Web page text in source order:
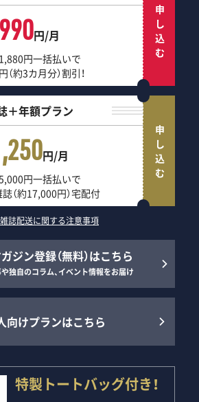
990円/月
円一括払いで
（約3カ月分）割引！
申し込む
＋年額プラン
円/月
円一括払いで
（約17,000円）宅配付
申し込む
誌配送に関する注意事項
ジン登録（無料）はこちら
独自のコラム、イベント情報をお届け
向けプランはこちら
特製トートバッグ付き！